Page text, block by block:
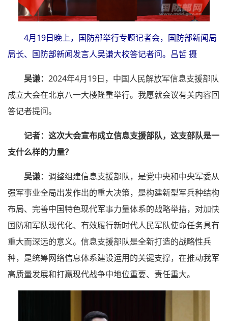
4月19日晚上，国防部举行专题记者会，国防部新闻局
局长、国防部新闻发言人吴谦大校答记者问。吕哲 摄
吴谦： 2024年4月19日，中国人民解放军信息支援部队
成立大会在北京八一大楼隆重举行。我愿就会议有关内容回
答记者提问。
记者： 这次大会宣布成立信息支援部队，这支部队是一
支什么样的力量？
吴谦： 调整组建信息支援部队，是党中央和中央军委从
强军事业全局出发作出的重大决策，是构建新型军兵种结构
布局、完善中国特色现代军事力量体系的战略举措，对加快
国防和军队现代化、有效履行新时代人民军队使命任务具有
重大而深远的意义。信息支援部队是全新打造的战略性兵
种，是统筹网络信息体系建设运用的关键支撑，在推动我军
高质量发展和打赢现代战争中地位重要、责任重大。